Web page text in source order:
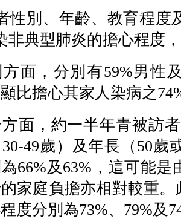
性別、年齡、教育程度
非典型肺炎的擔心程度
面，分別有59%男性
比擔心其家人染病之
面，約一半年青被訪
49歲）及年長（50
66%及63%，這可能
家庭負擔亦相對較重
度分別為73%、79%及